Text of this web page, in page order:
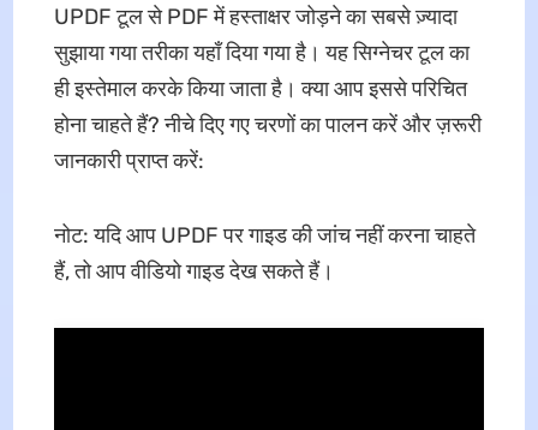
UPDF टूल से PDF में हस्ताक्षर जोड़ने का सबसे ज़्यादा
सुझाया गया तरीका यहाँ दिया गया है। यह सिग्नेचर टूल का
ही इस्तेमाल करके किया जाता है। क्या आप इससे परिचित
होना चाहते हैं? नीचे दिए गए चरणों का पालन करें और ज़रूरी
जानकारी प्राप्त करें:
नोट: यदि आप UPDF पर गाइड की जांच नहीं करना चाहते
हैं, तो आप वीडियो गाइड देख सकते हैं।